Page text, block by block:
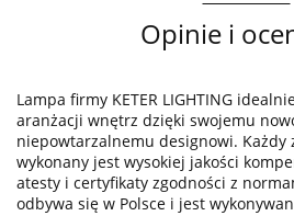
Opinie i
Lampa firmy KETER LIGHTING
aranżacji wnętrz dzięki swojemu
niepowtarzalnemu designowi. Każdy
wykonany jest wysokiej jakości
atesty i certyfikaty zgodności z
odbywa się w Polsce i jest